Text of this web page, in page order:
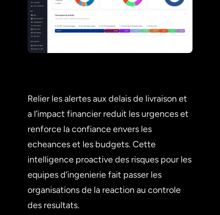
Relier les alertes aux delais de livraison et
a l’impact financier reduit les urgences et
renforce la confiance envers les
echeances et les budgets. Cette
intelligence proactive des risques pour les
equipes d’ingenierie fait passer les
organisations de la reaction au controle
des resultats.